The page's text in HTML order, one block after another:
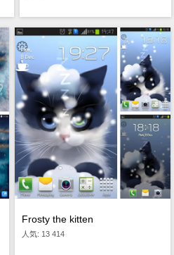
Frosty the kitten
人気: 13 414